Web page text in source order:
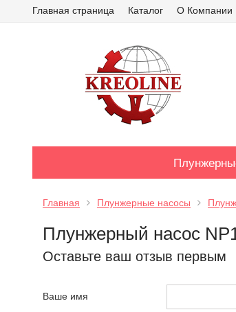
Главная страница Каталог О Компании
Главная Плунжерные насосы
Плунжерный насос
Оставьте ваш отзыв первым
Ваше имя